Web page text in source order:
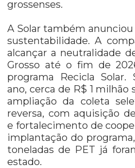
grossenses.
A Solar também
sustentabilidade. A
alcançar a neutralidade
Grosso até o fim de
programa Recicla Solar.
ano, cerca de R$ 1 milhão
ampliação da coleta
reversa, com aquisição
e fortalecimento de
implantação do
toneladas de PET já
estado.